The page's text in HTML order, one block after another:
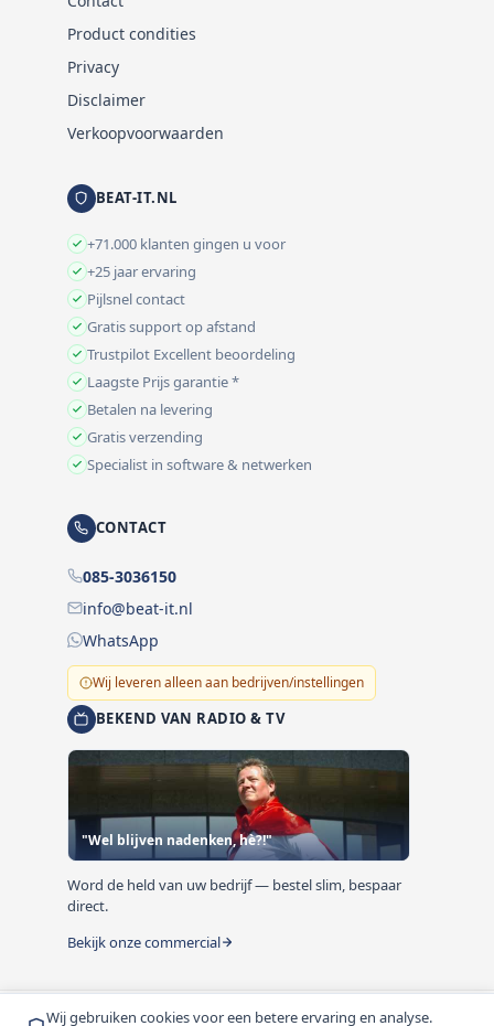
Wij gebruiken cookies voor een betere ervaring en analyse.
Product condities
Privacy
Disclaimer
Verkoopvoorwaarden
BEAT-IT.NL
+71.000 klanten gingen u voor
+25 jaar ervaring
Pijlsnel contact
Gratis support op afstand
Trustpilot Excellent beoordeling
Laagste Prijs garantie *
Betalen na levering
Gratis verzending
Specialist in software & netwerken
CONTACT
085-3036150
info@beat-it.nl
WhatsApp
Wij leveren alleen aan bedrijven/instellingen
BEKEND VAN RADIO & TV
"Wel blijven nadenken, hè?!"
Word de held van uw bedrijf — bestel slim, bespaar
direct.
Bekijk onze commercial